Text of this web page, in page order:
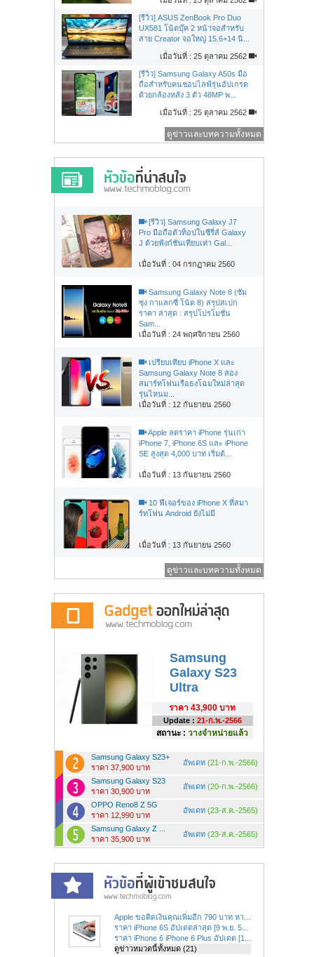
[รีวิว] ASUS ZenBook Pro Duo
UX581 โน้ตบุ๊ค 2 หน้าจอสำหรับ
สาย Creator จอใหญ่ 15.6+14 นิ...
เมื่อวันที่ : 25 ตุลาคม 2562
[รีวิว] Samsung Galaxy A50s มือ
ถือสำหรับคนชอบไลฟ์รุ่นอัปเกรด
ด้วยกล้องหลัง 3 ตัว 48MP พ...
เมื่อวันที่ : 25 ตุลาคม 2562
ดูข่าวและบทความทั้งหมด
[รีวิว] Samsung Galaxy J7
Pro มือถือตัวท็อปในซีรี่ส์ Galaxy
J ด้วยฟังก์ชันเทียบเท่า Gal...
เมื่อวันที่ : 04 กรกฏาคม 2560
Samsung Galaxy Note 8 (ซัม
ซุง กาแลกซี่ โน้ต 8) สรุปสเปก
ราคา ล่าสุด : สรุปโปรโมชั่น
Sam...
เมื่อวันที่ : 24 พฤศจิกายน 2560
เปรียบเทียบ iPhone X และ
Samsung Galaxy Note 8 สอง
สมาร์ทโฟนเรือธงโฉมใหม่ล่าสุด
รุ่นไหนม...
เมื่อวันที่ : 12 กันยายน 2560
Apple ลดราคา iPhone รุ่นเก่า
iPhone 7, iPhone 6S และ iPhone
SE สูงสุด 4,000 บาท เริ่มต้...
เมื่อวันที่ : 13 กันยายน 2560
10 ฟีเจอร์ของ iPhone X ที่สมา
ร์ทโฟน Android ยังไม่มี
เมื่อวันที่ : 13 กันยายน 2560
ดูข่าวและบทความทั้งหมด
Samsung
Galaxy S23
Ultra
ราคา 43,900 บาท
Update : 21-ก.พ.-2566
สถานะ : วางจำหน่ายแล้ว
Samsung Galaxy S23+
ราคา 37,900 บาท
อัพเดท (21-ก.พ.-2566)
Samsung Galaxy S23
ราคา 30,900 บาท
อัพเดท (20-ก.พ.-2566)
OPPO Reno8 Z 5G
ราคา 12,990 บาท
อัพเดท (23-ส.ค.-2565)
Samsung Galaxy Z ...
ราคา 35,900 บาท
อัพเดท (23-ส.ค.-2565)
Apple ขอคิดเงินคุณเพิ่มอีก 790 บาท หา...
ราคา iPhone 6S อัปเดตล่าสุด [9 พ.ย. 5...
ราคา iPhone 6 iPhone 6 Plus อัปเดต [1...
ดูข่าวหมวดนี้ทั้งหมด (21)